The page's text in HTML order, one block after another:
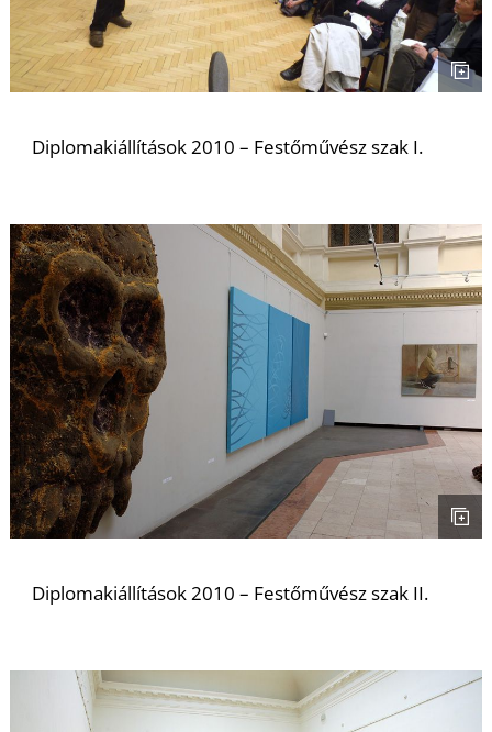
Diplomakiállítások 2010 – Festőművész szak I.
Diplomakiállítások 2010 – Festőművész szak II.